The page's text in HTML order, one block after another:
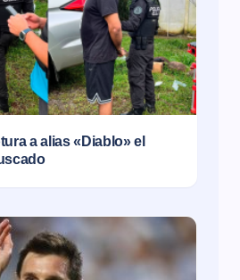
a alias «Diablo» el